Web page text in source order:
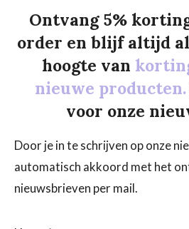
Ontvang 5%
order en blijf altijd
hoogte van
nieuwe producten.
voor onze
Door je in te schrijven op onze
automatisch akkoord met het
nieuwsbrieven per mail.